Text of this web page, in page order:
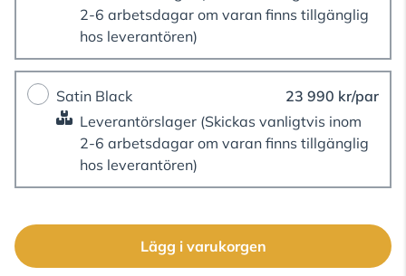
2-6 arbetsdagar om varan finns tillgänglig
hos leverantören)
Satin Black
23 990 kr/par
Leverantörslager (Skickas vanligtvis inom
2-6 arbetsdagar om varan finns tillgänglig
hos leverantören)
Lägg i varukorgen